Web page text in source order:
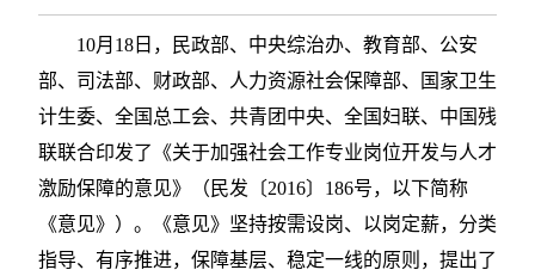
10月18日，民政部、中央综治办、教育部、公安
部、司法部、财政部、人力资源社会保障部、国家卫生
计生委、全国总工会、共青团中央、全国妇联、中国残
联联合印发了《关于加强社会工作专业岗位开发与人才
激励保障的意见》（民发〔2016〕186号，以下简称
《意见》）。《意见》坚持按需设岗、以岗定薪，分类
指导、有序推进，保障基层、稳定一线的原则，提出了